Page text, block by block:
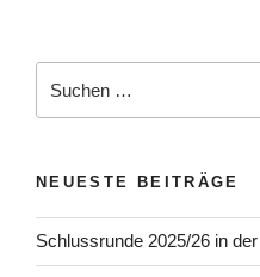
nach:
NEUESTE BEITRÄGE
Schlussrunde 2025/26 in